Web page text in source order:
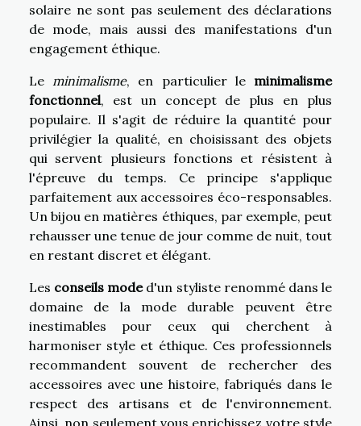
solaire ne sont pas seulement des déclarations
de mode, mais aussi des manifestations d'un
engagement éthique.
Le minimalisme, en particulier le minimalisme
fonctionnel, est un concept de plus en plus
populaire. Il s'agit de réduire la quantité pour
privilégier la qualité, en choisissant des objets
qui servent plusieurs fonctions et résistent à
l'épreuve du temps. Ce principe s'applique
parfaitement aux accessoires éco-responsables.
Un bijou en matières éthiques, par exemple, peut
rehausser une tenue de jour comme de nuit, tout
en restant discret et élégant.
Les conseils moded'un styliste renommé dans le
domaine de la mode durable peuvent être
inestimables pour ceux qui cherchent à
harmoniser style et éthique. Ces professionnels
recommandent souvent de rechercher des
accessoires avec une histoire, fabriqués dans le
respect des artisans et de l'environnement.
Ainsi, non seulement vous enrichissez votre style